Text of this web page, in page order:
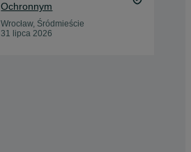
Ochronnym
Wrocław, Śródmieście
31 lipca 2026